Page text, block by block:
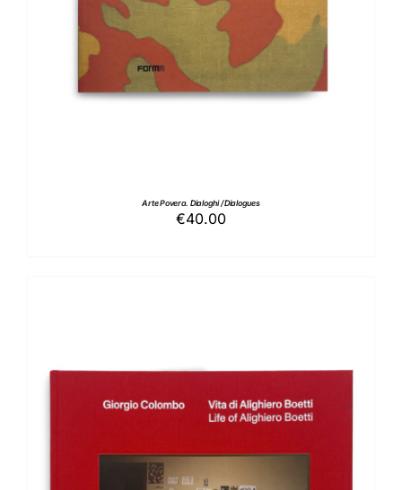
Arte Povera. Dialoghi / Dialogues
€40.00